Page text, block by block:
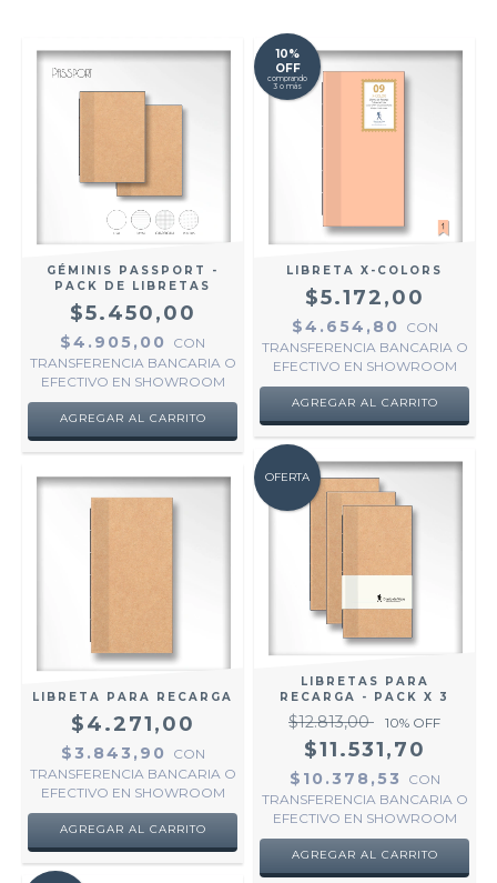
GÉMINIS PASSPORT -
PACK DE LIBRETAS
$5.450,00
$4.905,00
CON
TRANSFERENCIA BANCARIA O
EFECTIVO EN SHOWROOM
AGREGAR AL CARRITO
10%
OFF
comprando
3 o más
LIBRETA X-COLORS
$5.172,00
$4.654,80
CON
TRANSFERENCIA BANCARIA O
EFECTIVO EN SHOWROOM
AGREGAR AL CARRITO
LIBRETA PARA RECARGA
$4.271,00
$3.843,90
CON
TRANSFERENCIA BANCARIA O
EFECTIVO EN SHOWROOM
AGREGAR AL CARRITO
OFERTA
LIBRETAS PARA
RECARGA - PACK X 3
$12.813,00 10% OFF
$11.531,70
$10.378,53
CON
TRANSFERENCIA BANCARIA O
EFECTIVO EN SHOWROOM
AGREGAR AL CARRITO